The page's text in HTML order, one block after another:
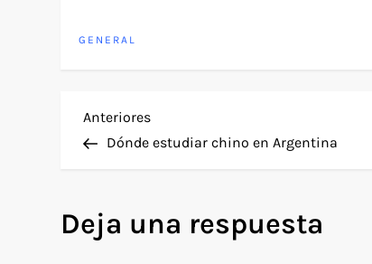
GENERAL
N
v
e
Entrada
anterior
Anteriores
Dónde estudiar chino en Argentina
Deja una respuesta